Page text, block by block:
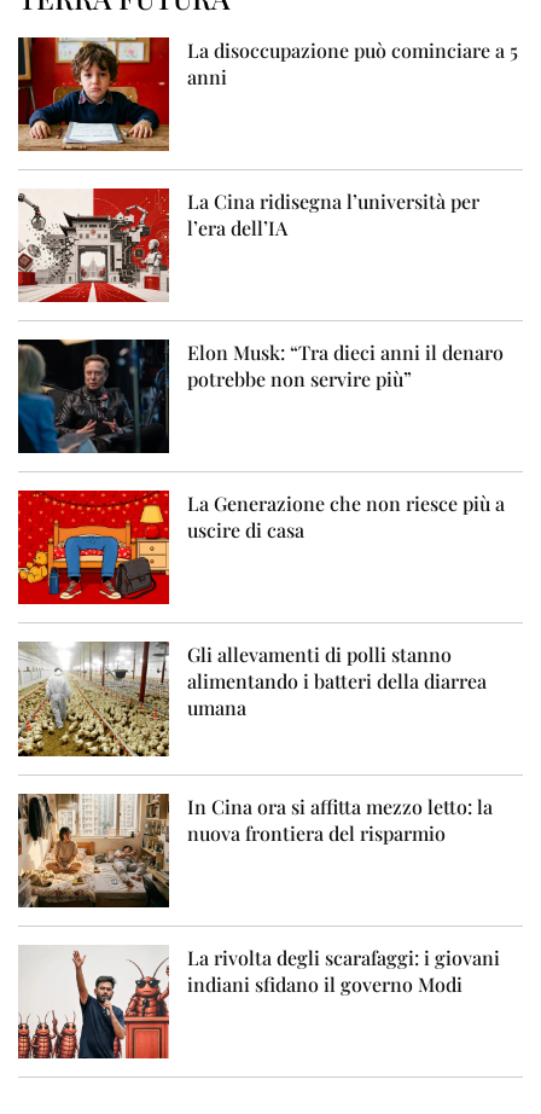
La disoccupazione può cominciare a 5
anni
La Cina ridisegna l’università per
l’era dell’IA
Elon Musk: “Tra dieci anni il denaro
potrebbe non servire più”
La Generazione che non riesce più a
uscire di casa
Gli allevamenti di polli stanno
alimentando i batteri della diarrea
umana
In Cina ora si affitta mezzo letto: la
nuova frontiera del risparmio
La rivolta degli scarafaggi: i giovani
indiani sfidano il governo Modi